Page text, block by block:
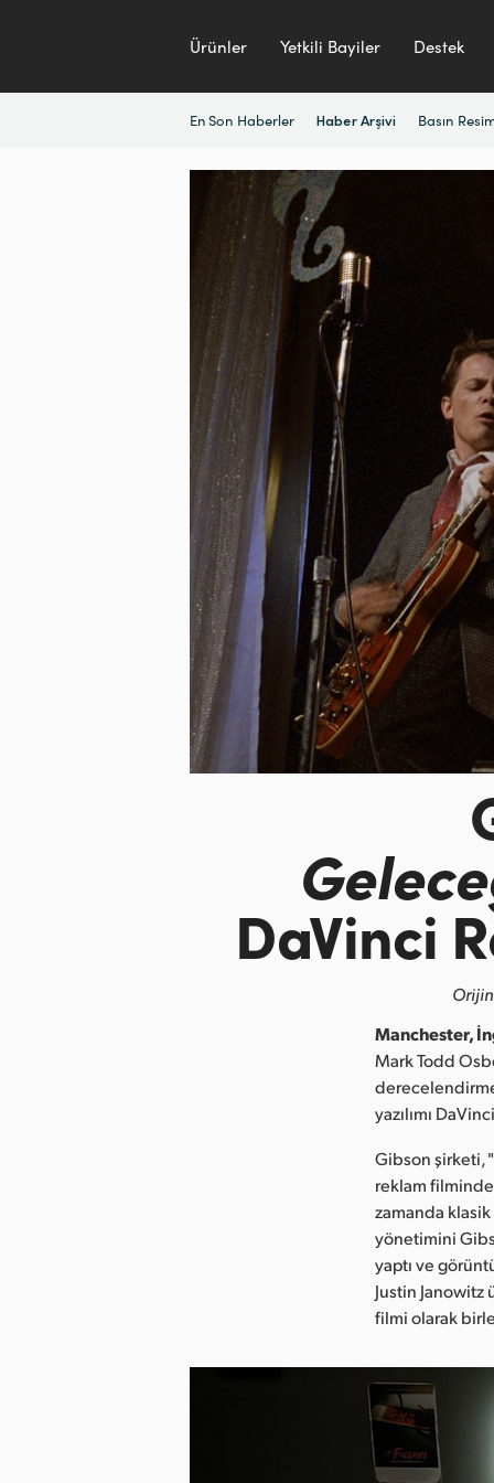
Ürünler Yetkili Bayiler Destek
En Son Haberler Haber Arşivi Basın
DaVinci
Manchester,
Mark Todd
yazılımı
Gibson şirketi,
reklam
zamanda
yönetimini
yaptı ve
Justin Janowitz
filmi olarak